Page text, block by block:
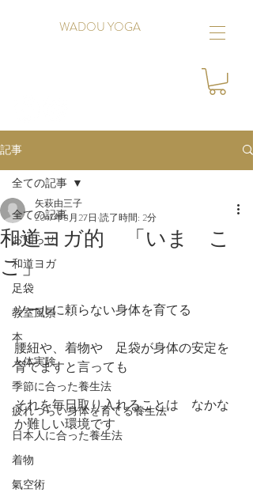
WADOU YOGA
記事
全ての記事
お知らせ
和道ヨガ
足袋
教室風景
本
人体実験
季節に合った養生法
疲れづらい身体を育てる養生法
日本人に合った養生法
着物
氣空術
全ての記事
和道ヨガ的 「いま こ
こ」
矢萩由三子
2017年8月27日 読了時間: 2分
ツールに頼らない身体を育てる
腰紐や、着物や　足袋が身体の安定を
育てますと言っても
それを毎日取り入れることは　なかな
か難しい環境です